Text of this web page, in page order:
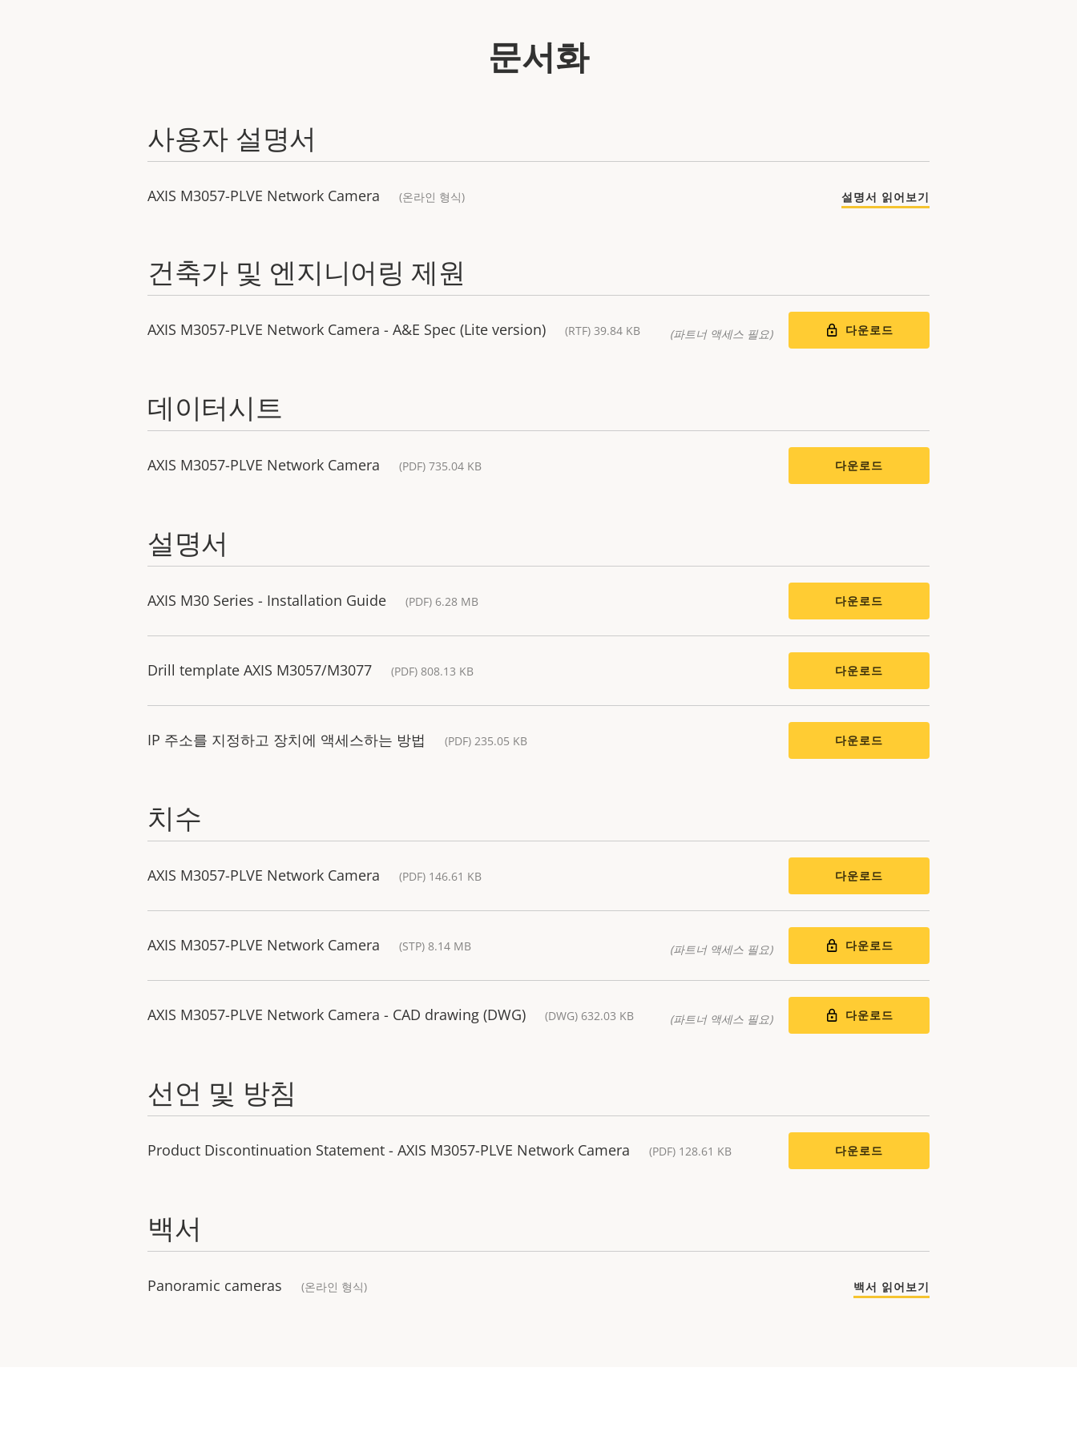
문서화
사용자 설명서
AXIS M3057-PLVE Network Camera (온라인 형식) 설명서 읽어보기
건축가 및 엔지니어링 제원
AXIS M3057-PLVE Network Camera - A&E Spec (Lite version) (RTF) 39.84 KB (파트너 액세스 필요) 다운로드
데이터시트
AXIS M3057-PLVE Network Camera (PDF) 735.04 KB 다운로드
설명서
AXIS M30 Series - Installation Guide (PDF) 6.28 MB 다운로드
Drill template AXIS M3057/M3077 (PDF) 808.13 KB 다운로드
IP 주소를 지정하고 장치에 액세스하는 방법 (PDF) 235.05 KB 다운로드
치수
AXIS M3057-PLVE Network Camera (PDF) 146.61 KB 다운로드
AXIS M3057-PLVE Network Camera (STP) 8.14 MB (파트너 액세스 필요) 다운로드
AXIS M3057-PLVE Network Camera - CAD drawing (DWG) (DWG) 632.03 KB (파트너 액세스 필요) 다운로드
선언 및 방침
Product Discontinuation Statement - AXIS M3057-PLVE Network Camera (PDF) 128.61 KB 다운로드
백서
Panoramic cameras (온라인 형식) 백서 읽어보기